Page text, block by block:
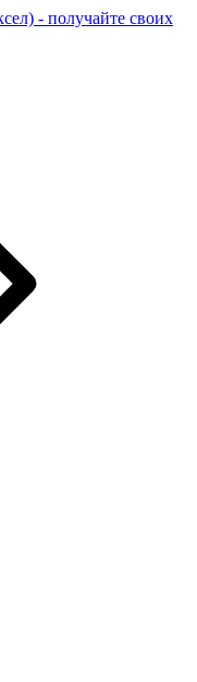
- получайте своих